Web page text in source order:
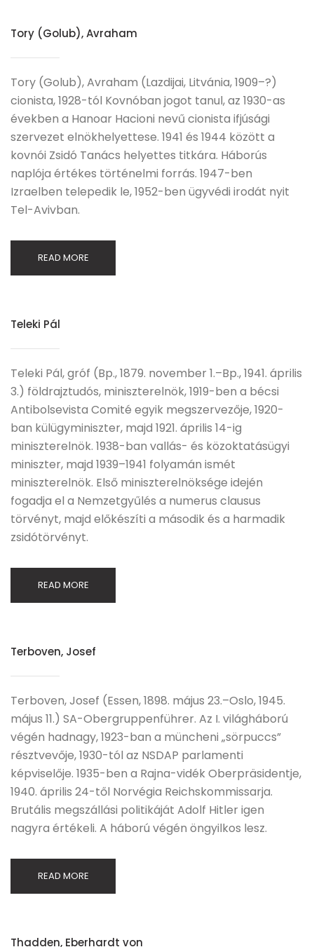
Tory (Golub), Avraham
Tory (Golub), Avraham (Lazdijai, Litvánia, 1909–?)
cionista, 1928-tól Kovnóban jogot tanul, az 1930-as
években a Hanoar Hacioni nevű cionista ifjúsági
szervezet elnökhelyettese. 1941 és 1944 között a
kovnói Zsidó Tanács helyettes titkára. Háborús
naplója értékes történelmi forrás. 1947-ben
Izraelben telepedik le, 1952-ben ügyvédi irodát nyit
Tel-Avivban.
READ MORE
Teleki Pál
Teleki Pál, gróf (Bp., 1879. november 1.–Bp., 1941. április
3.) földrajztudós, miniszterelnök, 1919-ben a bécsi
Antibolsevista Comité egyik megszervezője, 1920-
ban külügyminiszter, majd 1921. április 14-ig
miniszterelnök. 1938-ban vallás- és közoktatásügyi
miniszter, majd 1939–1941 folyamán ismét
miniszterelnök. Első miniszterelnöksége idején
fogadja el a Nemzetgyűlés a numerus clausus
törvényt, majd előkészíti a második és a harmadik
zsidótörvényt.
READ MORE
Terboven, Josef
Terboven, Josef (Essen, 1898. május 23.–Oslo, 1945.
május 11.) SA-Obergruppenführer. Az I. világháború
végén hadnagy, 1923-ban a müncheni „sörpuccs”
résztvevője, 1930-tól az NSDAP parlamenti
képviselője. 1935-ben a Rajna-vidék Oberpräsidentje,
1940. április 24-től Norvégia Reichskommissarja.
Brutális megszállási politikáját Adolf Hitler igen
nagyra értékeli. A háború végén öngyilkos lesz.
READ MORE
Thadden, Eberhardt von